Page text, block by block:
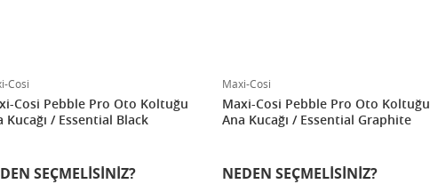
Cosi
Cosi Pebble Pro Oto Koltuğu
Kucağı / Essential Black
SEÇMELISINIZ?
Maxi-Cosi
Maxi-Cosi Pebble Pro Oto Koltuğu
Ana Kucağı / Essential Graphite
NEDEN SEÇMELISINIZ?